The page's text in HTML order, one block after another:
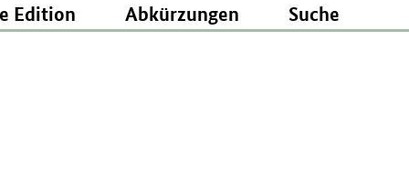
Edition Abkürzungen Suche